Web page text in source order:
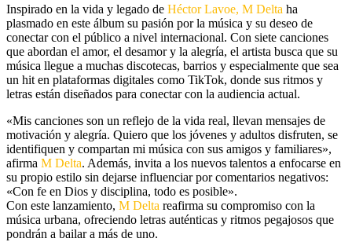
Inspirado en la vida y legado de Héctor Lavoe, M Delta ha
plasmado en este álbum su pasión por la música y su deseo de
conectar con el público a nivel internacional. Con siete canciones
que abordan el amor, el desamor y la alegría, el artista busca que su
música llegue a muchas discotecas, barrios y especialmente que sea
un hit en plataformas digitales como TikTok, donde sus ritmos y
letras están diseñados para conectar con la audiencia actual.
«Mis canciones son un reflejo de la vida real, llevan mensajes de
motivación y alegría. Quiero que los jóvenes y adultos disfruten, se
identifiquen y compartan mi música con sus amigos y familiares»,
afirma M Delta. Además, invita a los nuevos talentos a enfocarse en
su propio estilo sin dejarse influenciar por comentarios negativos:
«Con fe en Dios y disciplina, todo es posible».
Con este lanzamiento, M Delta reafirma su compromiso con la
música urbana, ofreciendo letras auténticas y ritmos pegajosos que
pondrán a bailar a más de uno.